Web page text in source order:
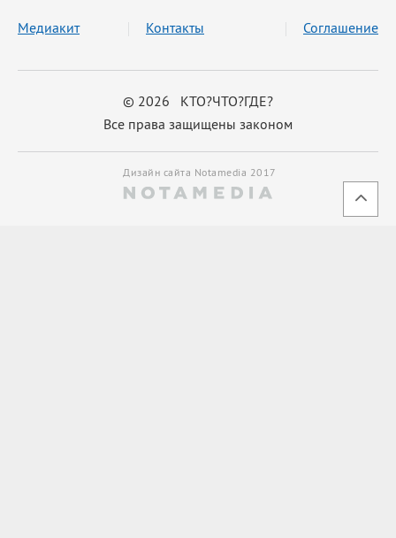
© 2026 КТО?ЧТО?ГДЕ?
Все права защищены законом
Медиакит Контакты Соглашение
Дизайн сайта Notamedia 2017